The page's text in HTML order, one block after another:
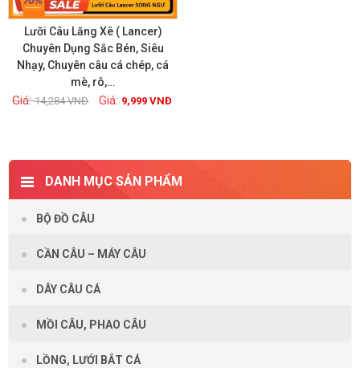
Xem chi tiết
Lưỡi Câu Lăng Xê ( Lancer)
Chuyên Dụng Sắc Bén, Siêu
Nhạy, Chuyên câu cá chép, cá
mè, rô,…
14,284VNĐ 9,999 VNĐ
DANH MỤC SẢN PHẨM
BỘ ĐỒ CÂU
CẦN CÂU – MÁY CÂU
DÂY CÂU CÁ
MỒI CÂU, PHAO CÂU
LỒNG, LƯỚI BẮT CÁ